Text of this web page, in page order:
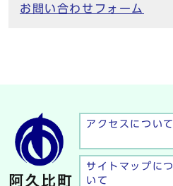
お問い合わせフォーム
アクセスについて
サイトマップにつ
いて